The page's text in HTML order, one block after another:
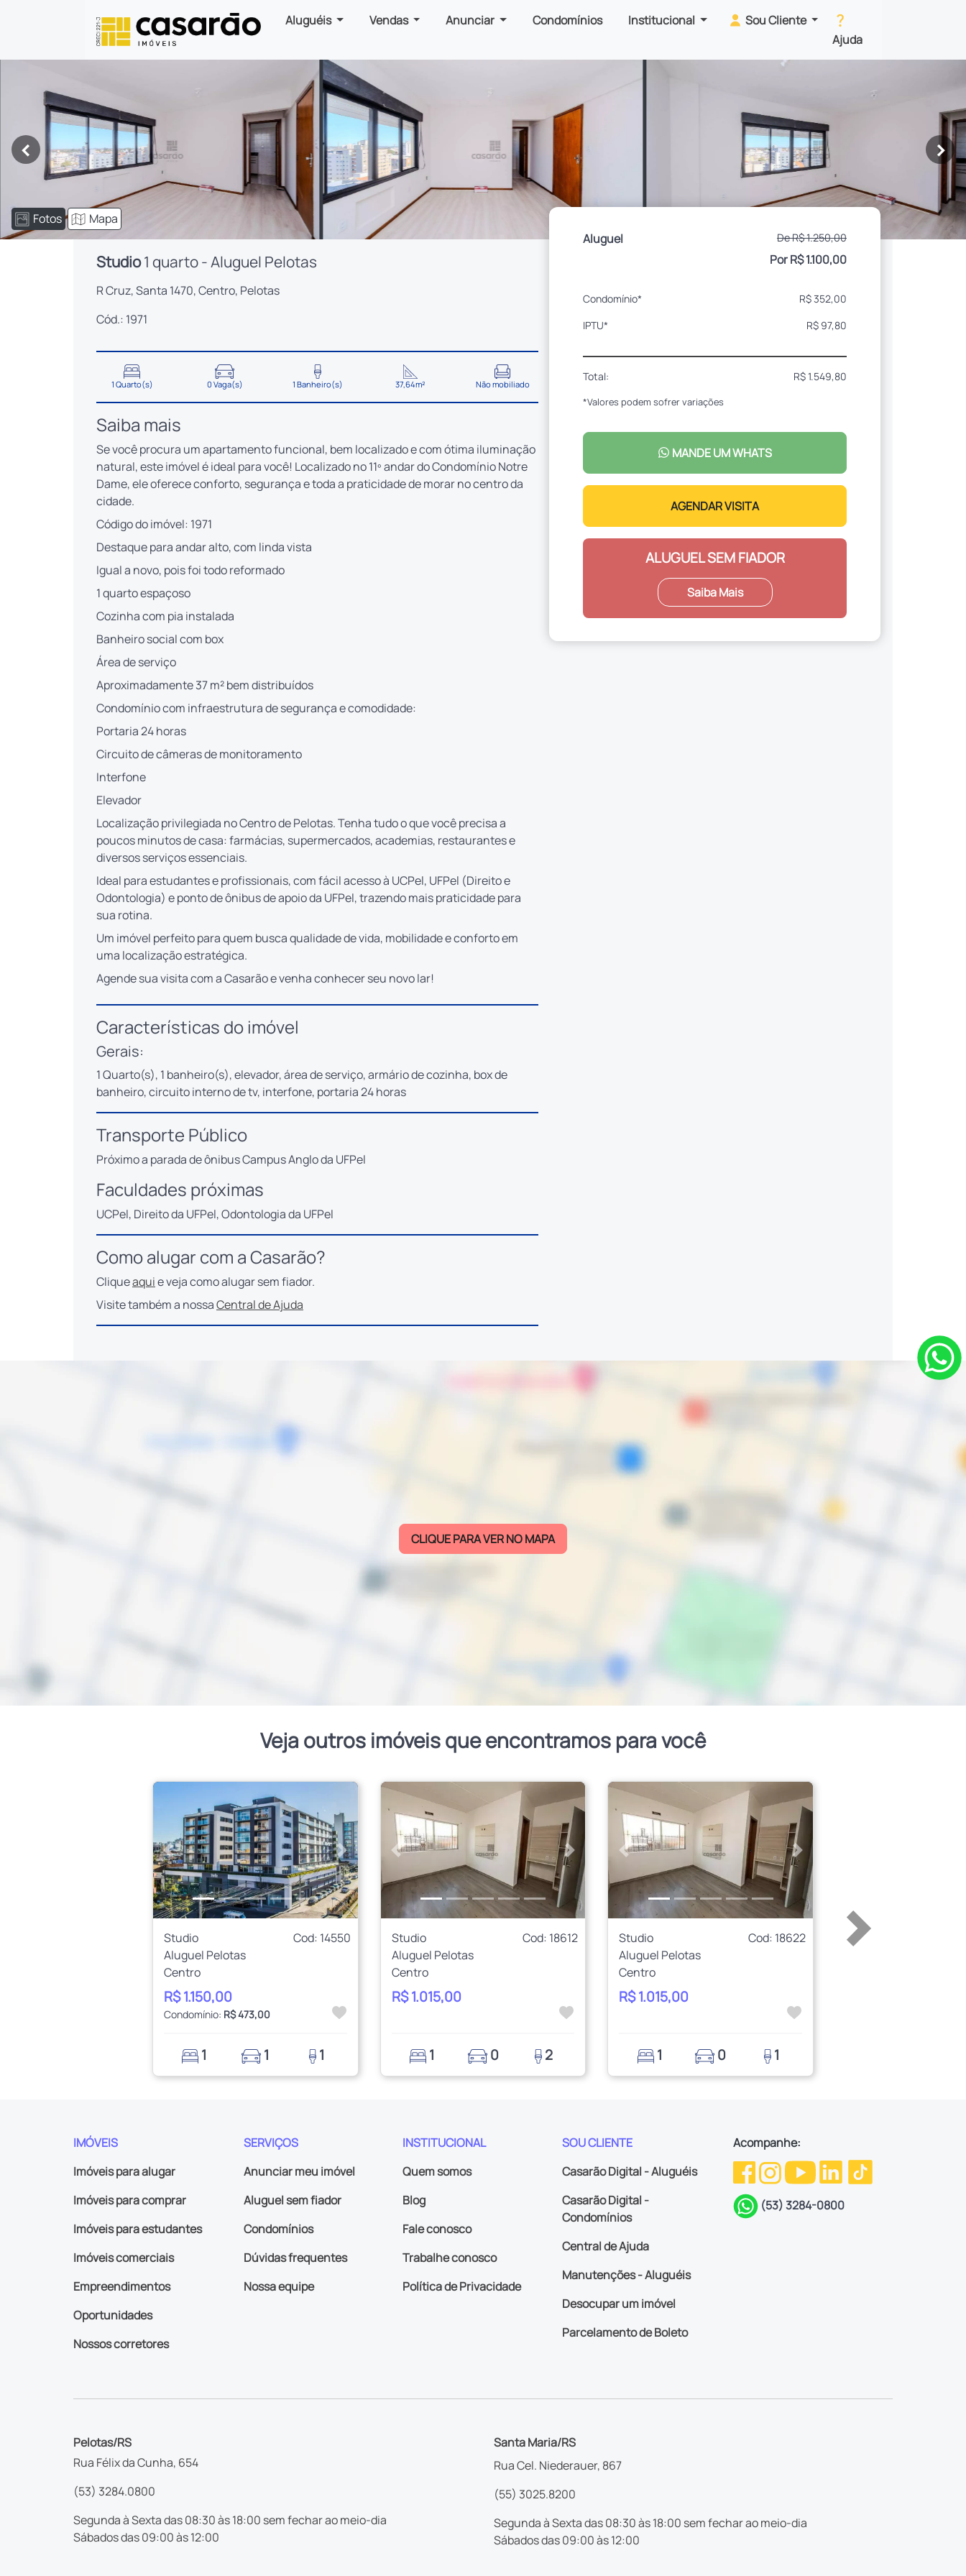
Aluguéis Vendas Anunciar Condomínios Institucional
Sou Cliente
Ajuda
< >
Fotos Mapa
Studio1 quarto - Aluguel Pelotas
R Cruz, Santa 1470, Centro, Pelotas
Cód.: 1971
1 Quarto(s) 0 Vaga(s) 1 Banheiro(s) 37,64m² Não mobiliado
Saiba mais
Se você procura um apartamento funcional, bem localizado e com ótima iluminação
natural, este imóvel é ideal para você! Localizado no 11º andar do Condomínio Notre
Dame, ele oferece conforto, segurança e toda a praticidade de morar no centro da
cidade.
Código do imóvel: 1971
Destaque para andar alto, com linda vista
Igual a novo, pois foi todo reformado
1 quarto espaçoso
Cozinha com pia instalada
Banheiro social com box
Área de serviço
Aproximadamente 37 m² bem distribuídos
Condomínio com infraestrutura de segurança e comodidade:
Portaria 24 horas
Circuito de câmeras de monitoramento
Interfone
Elevador
Localização privilegiada no Centro de Pelotas. Tenha tudo o que você precisa a
poucos minutos de casa: farmácias, supermercados, academias, restaurantes e
diversos serviços essenciais.
Ideal para estudantes e profissionais, com fácil acesso à UCPel, UFPel (Direito e
Odontologia) e ponto de ônibus de apoio da UFPel, trazendo mais praticidade para
sua rotina.
Um imóvel perfeito para quem busca qualidade de vida, mobilidade e conforto em
uma localização estratégica.
Agende sua visita com a Casarão e venha conhecer seu novo lar!
Características do imóvel
Gerais:
1 Quarto(s), 1 banheiro(s), elevador, área de serviço, armário de cozinha, box de
banheiro, circuito interno de tv, interfone, portaria 24 horas
Transporte Público
Próximo a parada de ônibus Campus Anglo da UFPel
Faculdades próximas
UCPel, Direito da UFPel, Odontologia da UFPel
Como alugar com a Casarão?
Cliqueaquie veja como alugar sem fiador.
Visite também a nossaCentral de Ajuda
Aluguel De R$ 1.250,00
Por R$ 1.100,00
Condomínio*
R$ 352,00
IPTU*
R$ 97,80
Total: R$ 1.549,80
*Valores podem sofrer variações
MANDE UM WHATS
AGENDAR VISITA
ALUGUEL SEM FIADOR
Saiba Mais
CLIQUE PARA VER NO MAPA
Veja outros imóveis que encontramos para você
Anterior Próximo
Studio
Cod: 14550
Aluguel Pelotas
Centro
R$ 1.150,00
Condomínio: R$ 473,00
1 1 1
Anterior Próximo
Studio
Cod: 18612
Aluguel Pelotas
Centro
R$ 1.015,00
1 0 2
Anterior Próximo
Studio
Cod: 18622
Aluguel Pelotas
Centro
R$ 1.015,00
1 0 1
IMÓVEIS
Imóveis para alugar
Imóveis para comprar
Imóveis para estudantes
Imóveis comerciais
Empreendimentos
Oportunidades
Nossos corretores
SERVIÇOS
Anunciar meu imóvel
Aluguel sem fiador
Condomínios
Dúvidas frequentes
Nossa equipe
INSTITUCIONAL
Quem somos
Blog
Fale conosco
Trabalhe conosco
Política de Privacidade
SOU CLIENTE
Casarão Digital - Aluguéis
Casarão Digital -
Condomínios
Central de Ajuda
Manutenções - Aluguéis
Desocupar um imóvel
Parcelamento de Boleto
Acompanhe:
(53) 3284-0800
Pelotas/RS
Rua Félix da Cunha, 654
(53) 3284.0800
Segunda à Sexta das 08:30 às 18:00 sem fechar ao meio-dia
Sábados das 09:00 às 12:00
Santa Maria/RS
Rua Cel. Niederauer, 867
(55) 3025.8200
Segunda à Sexta das 08:30 às 18:00 sem fechar ao meio-dia
Sábados das 09:00 às 12:00